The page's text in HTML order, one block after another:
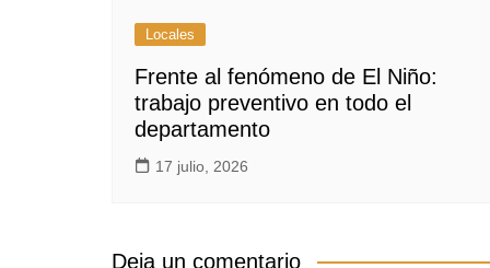
Locales
Frente al fenómeno de El Niño:
trabajo preventivo en todo el
departamento
17 julio, 2026
Deja un comentario